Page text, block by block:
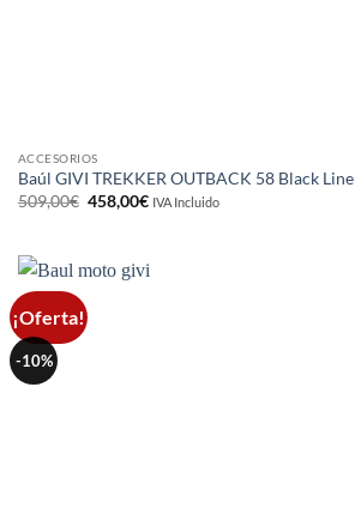
ACCESORIOS
Baúl GIVI TREKKER OUTBACK 58 Black Line
509,00€ El
precio
509,00€.
458,00€El
458,00€.
IVA Incluido
¡Oferta!
-10%